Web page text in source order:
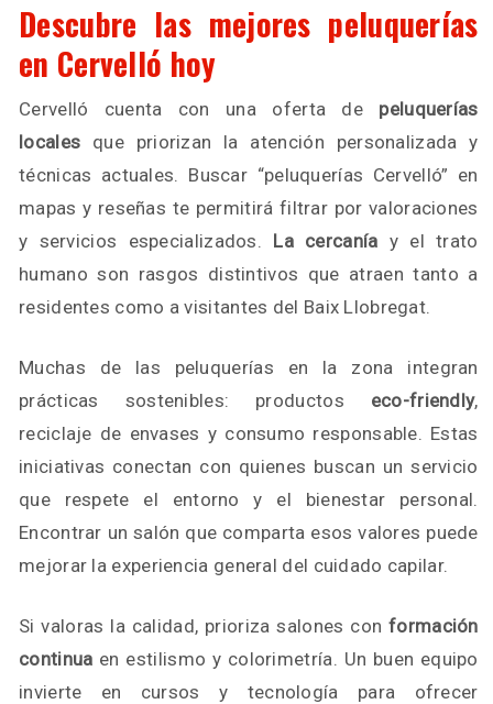
Descubre las mejores peluquerías
en Cervelló hoy
Cervelló cuenta con una oferta de peluquerías
locales que priorizan la atención personalizada y
técnicas actuales. Buscar “peluquerías Cervelló” en
mapas y reseñas te permitirá filtrar por valoraciones
y servicios especializados. La cercanía y el trato
humano son rasgos distintivos que atraen tanto a
residentes como a visitantes del Baix Llobregat.
Muchas de las peluquerías en la zona integran
prácticas sostenibles: productos eco-friendly,
reciclaje de envases y consumo responsable. Estas
iniciativas conectan con quienes buscan un servicio
que respete el entorno y el bienestar personal.
Encontrar un salón que comparta esos valores puede
mejorar la experiencia general del cuidado capilar.
Si valoras la calidad, prioriza salones con formación
continua en estilismo y colorimetría. Un buen equipo
invierte en cursos y tecnología para ofrecer